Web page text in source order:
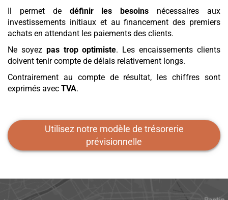
Il permet de définir les besoins nécessaires aux
investissements initiaux et au financement des premiers
achats en attendant les paiements des clients.
Ne soyez pas trop optimiste. Les encaissements clients
doivent tenir compte de délais relativement longs.
Contrairement au compte de résultat, les chiffres sont
exprimés avec TVA.
Utilisez notre modèle de trésorerie
prévisionnelle